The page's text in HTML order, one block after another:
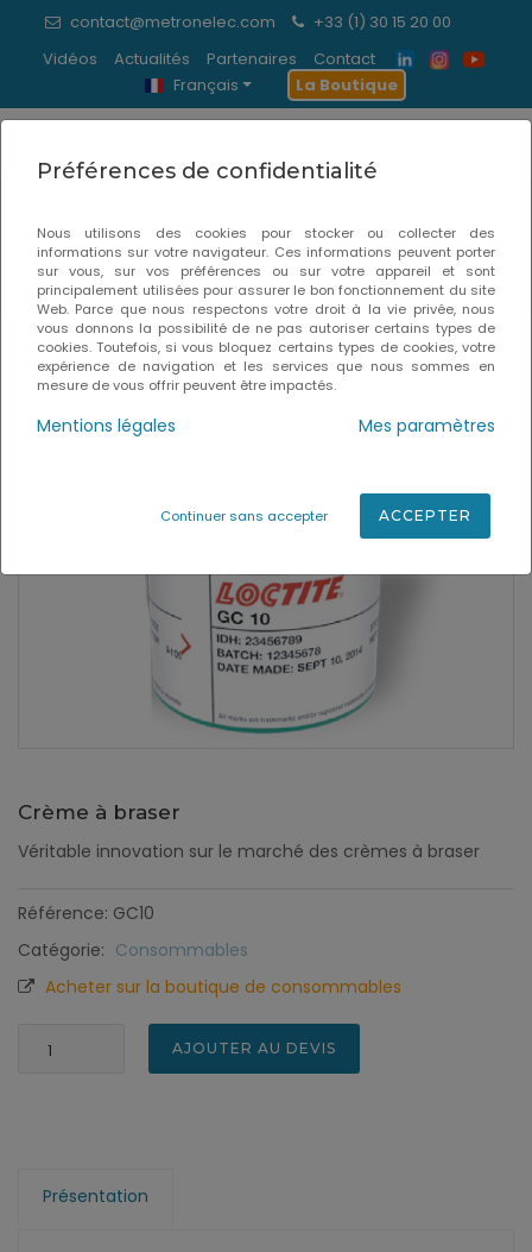
contact@metronelec.com
+33 (1) 30 15 20 00
Vidéos
Actualités Partenaires
Contact
Français
La Boutique
Crème à braser
Accueil Consommables
Crème à braser
Véritable innovation sur le marché des crèmes à braser
Référence: GC10
Catégorie: Consommables
Acheter sur la boutique de consommables
AJOUTER AU DEVIS
Présentation
Préférences de confidentialité
Nous utilisons des cookies pour stocker ou collecter des
informations sur votre navigateur. Ces informations peuvent porter
sur vous, sur vos préférences ou sur votre appareil et sont
principalement utilisées pour assurer le bon fonctionnement du site
Web. Parce que nous respectons votre droit à la vie privée, nous
vous donnons la possibilité de ne pas autoriser certains types de
cookies. Toutefois, si vous bloquez certains types de cookies, votre
expérience de navigation et les services que nous sommes en
mesure de vous offrir peuvent être impactés.
Mentions légales Mes paramètres
Continuer sans accepter ACCEPTER